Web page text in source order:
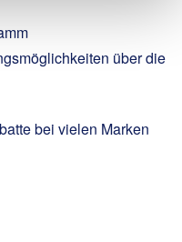
über die
bei vielen Marken